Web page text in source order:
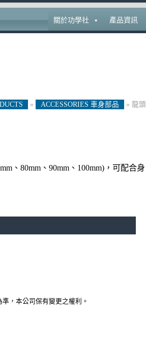
關於功學社 產品資訊
» ACCESSORIES 車身部品 » 龍頭
、80mm、90mm、100mm)，可配合身
，本公司保有變更之權利。